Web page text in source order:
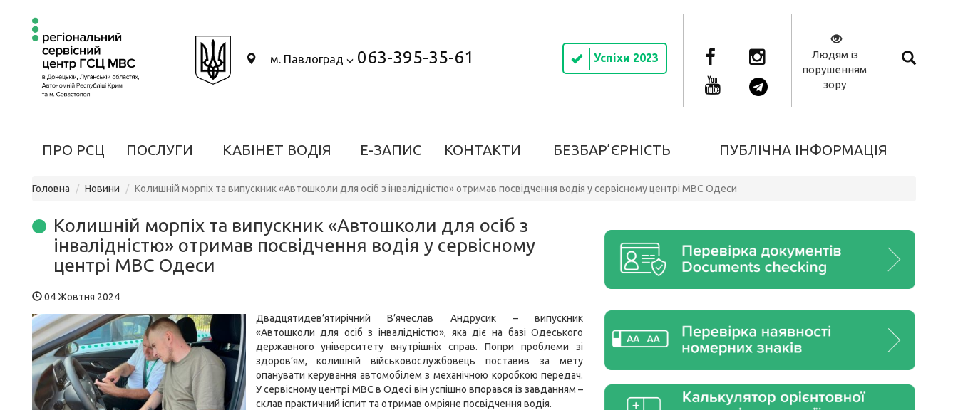
м. Павлоград 063-395-35-61 Успіхи 2023
Людям із
порушенням
зору
ПРО РСЦ ПОСЛУГИ КАБІНЕТ ВОДІЯ Е-ЗАПИС КОНТАКТИ БЕЗБАР’ЄРНІСТЬ ПУБЛІЧНА ІНФОРМАЦІЯ
Головна Новини Колишній морпіх та випускник «Автошколи для осіб з інвалідністю» отримав посвідчення водія у сервісному центрі МВС Одеси
Колишній морпіх та випускник «Автошколи для осіб з
інвалідністю» отримав посвідчення водія у сервісному
центрі МВС Одеси
04 Жовтня 2024
Двадцятидев’ятирічний В’ячеслав Андрусик – випускник
«Автошколи для осіб з інвалідністю», яка діє на базі Одеського
державного університету внутрішніх справ. Попри проблеми зі
здоров’ям, колишній військовослужбовець поставив за мету
опанувати керування автомобілем з механічною коробкою передач.
У сервісному центрі МВС в Одесі він успішно впорався із завданням –
склав практичний іспит та отримав омріяне посвідчення водія.